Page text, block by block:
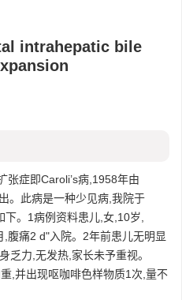
intrahepatic bile
张症即Caroli’s病,1958年由
。此病是一种少见病,我院于
。1病例资料患儿,女,10岁,
腹痛2 d"入院。2年前患儿无明显
乏力,无发热,家长未予重视。
,并出现呕咖啡色样物质1次,量不